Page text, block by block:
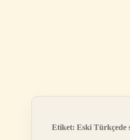
Etiket: Eski Türkçede